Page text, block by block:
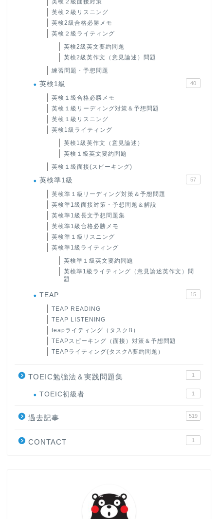
英検２級リスニング
英検2級合格必勝メモ
英検２級ライティング
英検2級英文要約問題
英検2級英作文（意見論述）問題
練習問題・予想問題
英検1級 40
英検１級合格必勝メモ
英検１級リーディング対策＆予想問題
英検１級リスニング
英検1級ライティング
英検1級英作文（意見論述）
英検１級英文要約問題
英検１級面接(スピーキング)
英検準1級 57
英検準１級リーディング対策＆予想問題
英検準1級面接対策・予想問題＆解説
英検準1級長文予想問題集
英検準1級合格必勝メモ
英検準１級リスニング
英検準1級ライティング
英検準１級英文要約問題
英検準1級ライティング（意見論述英作文）問
題
TEAP 15
TEAP READING
TEAP LISTENING
teapライティング（タスクB）
TEAPスピーキング（面接）対策＆予想問題
TEAPライティング(タスクA要約問題）
TOEIC勉強法＆実践問題集 1
TOEIC初級者 1
過去記事 519
CONTACT 1
大学入試英語対策講座